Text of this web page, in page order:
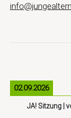
02.09.2026
JA! Sitzung |